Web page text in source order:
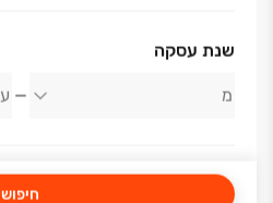
שנת עסקה
חיפוש
אודות החברה
קבוצת שבירו יזמות ובנייה